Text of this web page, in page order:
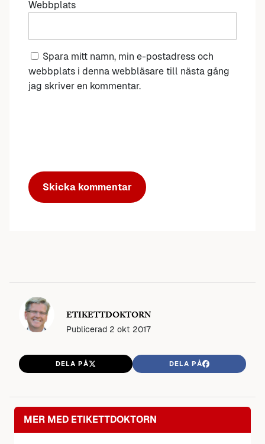
Webbplats
Spara mitt namn, min e-postadress och
webbplats i denna webbläsare till nästa gång
jag skriver en kommentar.
ETIKETTDOKTORN
Publicerad 2 okt 2017
DELA PÅ DELA PÅ
MER MED ETIKETTDOKTORN